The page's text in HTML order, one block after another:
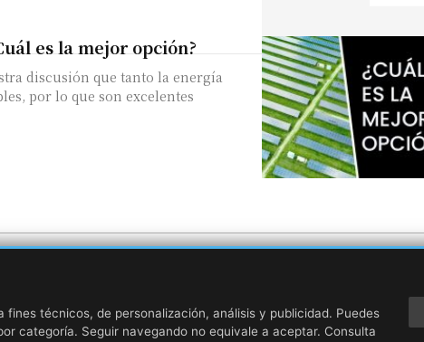
es la mejor opción?
discusión que tanto la energía
por lo que son excelentes
técnicos, de personalización, análisis y publicidad. Puedes
categoría. Seguir navegando no equivale a aceptar. Consulta